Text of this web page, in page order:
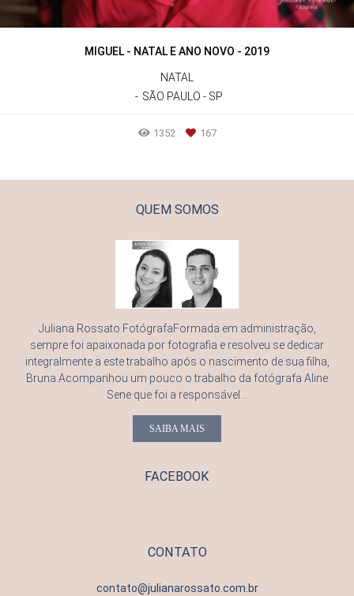
MIGUEL - NATAL E ANO NOVO - 2019
NATAL
SÃO PAULO - SP
1352 167
QUEM SOMOS
Juliana Rossato FotógrafaFormada em administração,
sempre foi apaixonada por fotografia e resolveu se dedicar
integralmente a este trabalho após o nascimento de sua filha,
Bruna.Acompanhou um pouco o trabalho da fotógrafa Aline
Sene que foi a responsável...
SAIBA MAIS
FACEBOOK
CONTATO
contato@julianarossato.com.br